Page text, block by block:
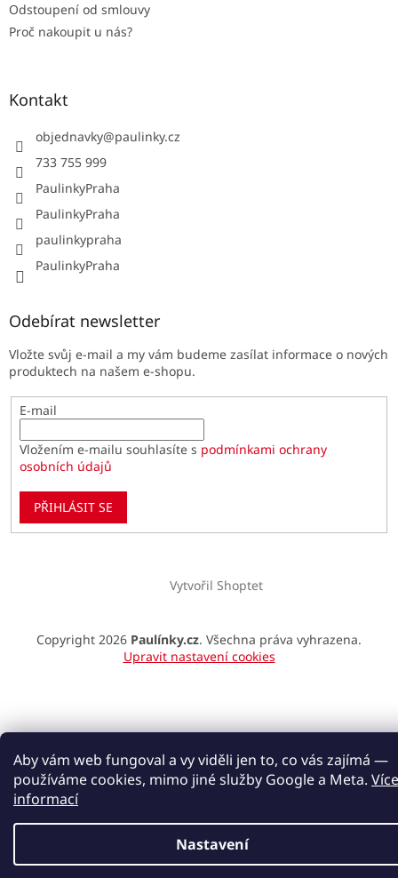
Aby vám web fungoval a vy viděli jen to, co vás zajímá —
používáme cookies, mimo jiné služby Google a Meta. Více
informací
Nastavení
Odstoupení od smlouvy
Proč nakoupit u nás?
Kontakt
objednavky@paulinky.cz
733 755 999
PaulinkyPraha
PaulinkyPraha
paulinkypraha
PaulinkyPraha
Odebírat newsletter
Vložte svůj e-mail a my vám budeme zasílat informace o nových
produktech na našem e-shopu.
E-mail
Vložením e-mailu souhlasíte s podmínkami ochrany
osobních údajů
PŘIHLÁSIT SE
Vytvořil Shoptet
Copyright 2026 Paulínky.cz. Všechna práva vyhrazena.
Upravit nastavení cookies